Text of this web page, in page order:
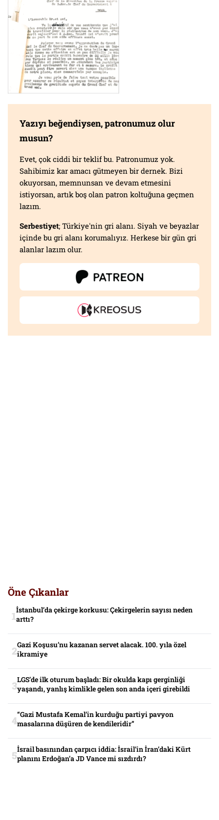
Yazıyı beğendiysen, patronumuz olur
musun?
Evet, çok ciddi bir teklif bu. Patronumuz yok.
Sahibimiz kar amacı gütmeyen bir dernek. Bizi
okuyorsan, memnunsan ve devam etmesini
istiyorsan, artık boş olan patron koltuğuna geçmen
lazım.
Serbestiyet; Türkiye'nin gri alanı. Siyah ve beyazlar
içinde bu gri alanı korumalıyız. Herkese bir gün gri
alanlar lazım olur.
Öne Çıkanlar
İstanbul’da çekirge korkusu: Çekirgelerin sayısı neden
arttı?
Gazi Koşusu’nu kazanan servet alacak. 100. yıla özel
ikramiye
LGS’de ilk oturum başladı: Bir okulda kapı gerginliği
yaşandı, yanlış kimlikle gelen son anda içeri girebildi
“Gazi Mustafa Kemal’in kurduğu partiyi pavyon
masalarına düşüren de kendileridir”
İsrail basınından çarpıcı iddia: İsrail’in İran’daki Kürt
planını Erdoğan’a JD Vance mi sızdırdı?